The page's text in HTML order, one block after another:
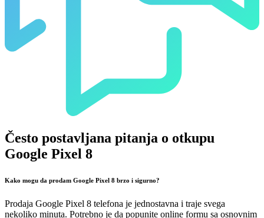
Često postavljana pitanja o otkupu
Google Pixel 8
Kako mogu da prodam Google Pixel 8 brzo i sigurno?
Prodaja Google Pixel 8 telefona je jednostavna i traje svega
nekoliko minuta. Potrebno je da popunite online formu sa osnovnim